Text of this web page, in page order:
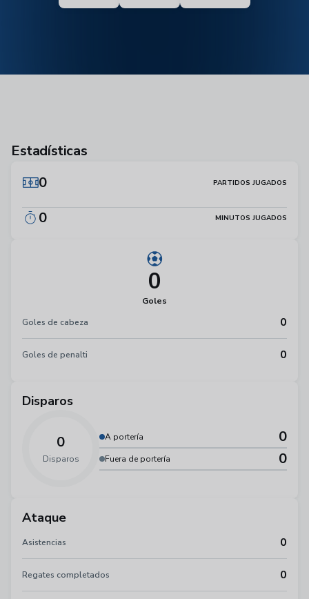
Estadísticas
0
PARTIDOS JUGADOS
0 MINUTOS JUGADOS
0
Goles
Goles de cabeza
0
Goles de penalti 0
Disparos
0
Disparos
A portería 0
Fuera de portería 0
Ataque
Asistencias 0
Regates completados 0